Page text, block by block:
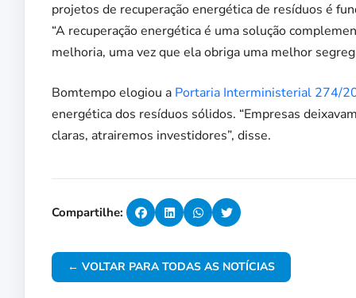
projetos de recuperação energética de resíduos é
“A recuperação energética é uma solução
melhoria, uma vez que ela obriga uma melhor
Bomtempo elogiou a Portaria Interministerial 274/
energética dos resíduos sólidos. “Empresas
claras, atrairemos investidores”, disse.
Compartilhe:
← VOLTAR PARA TODAS AS NOTÍCIAS